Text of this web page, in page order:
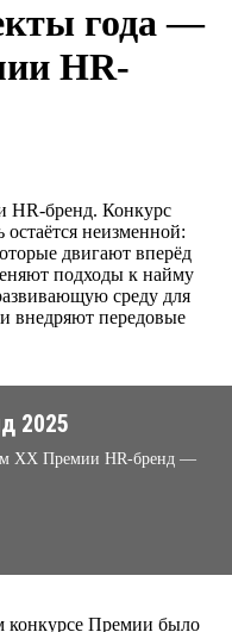
года —
HR-
HR-бренд. Конкурс
остаётся неизменной:
двигают вперёд
подходы к найму
среду для
внедряют передовые
2025
XX Премии HR-бренд —
конкурсе Премии было